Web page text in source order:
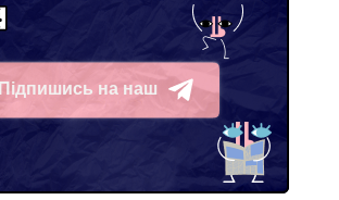
Підпишись на наш
Telegram